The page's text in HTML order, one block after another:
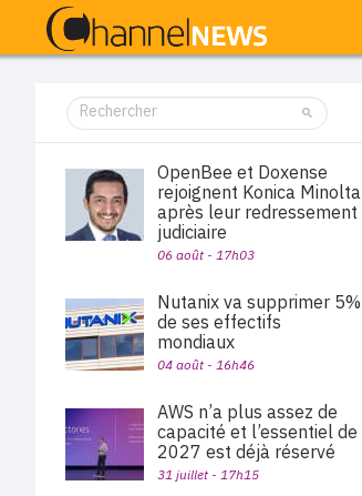
OpenBee et Doxense
rejoignent Konica Minolta
après leur redressement
judiciaire
06 août - 17h03
Nutanix va supprimer 5%
de ses effectifs
mondiaux
04 août - 16h46
AWS n’a plus assez de
capacité et l’essentiel de
2027 est déjà réservé
31 juillet - 17h15